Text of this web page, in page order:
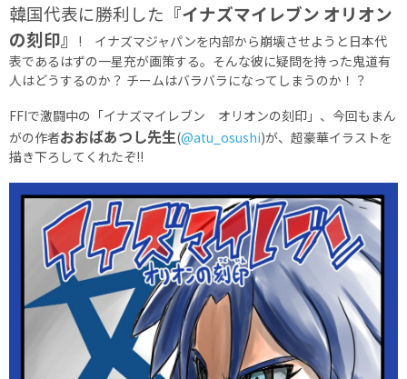
韓国代表に勝利した 『イナズマイレブン オリオン
の刻印』
! イナズマジャパンを内部から崩壊させようと日本代
表であるはずの一星充が画策する。そんな彼に疑問を持った鬼道有
人はどうするのか？ チームはバラバラになってしまうのか！？
FFIで激闘中の「イナズマイレブン オリオンの刻印」、今回もまん
がの作者おおばあつし先生(@atu_osushi)が、超豪華イラストを
描き下ろしてくれたぞ!!